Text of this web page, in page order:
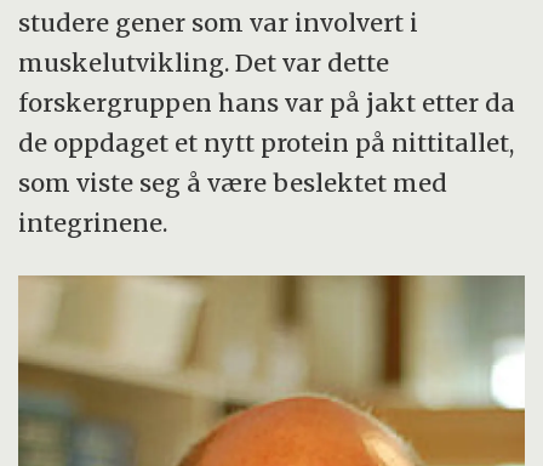
studere gener som var involvert i
muskelutvikling. Det var dette
forskergruppen hans var på jakt etter da
de oppdaget et nytt protein på nittitallet,
som viste seg å være beslektet med
integrinene.